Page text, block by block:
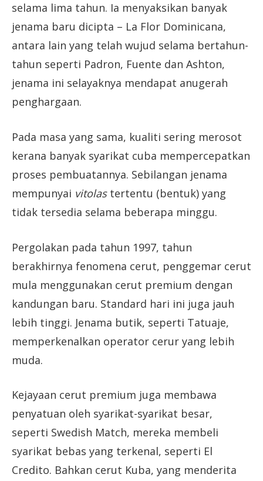
selama lima tahun. Ia menyaksikan banyak
jenama baru dicipta – La Flor Dominicana,
antara lain yang telah wujud selama bertahun-
tahun seperti Padron, Fuente dan Ashton,
jenama ini selayaknya mendapat anugerah
penghargaan.
Pada masa yang sama, kualiti sering merosot
kerana banyak syarikat cuba mempercepatkan
proses pembuatannya. Sebilangan jenama
mempunyai vitolastertentu (bentuk) yang
tidak tersedia selama beberapa minggu.
Pergolakan pada tahun 1997, tahun
berakhirnya fenomena cerut, penggemar cerut
mula menggunakan cerut premium dengan
kandungan baru. Standard hari ini juga jauh
lebih tinggi. Jenama butik, seperti Tatuaje,
memperkenalkan operator cerur yang lebih
muda.
Kejayaan cerut premium juga membawa
penyatuan oleh syarikat-syarikat besar,
seperti Swedish Match, mereka membeli
syarikat bebas yang terkenal, seperti El
Credito. Bahkan cerut Kuba, yang menderita